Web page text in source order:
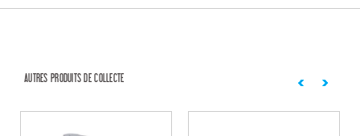
AUTRES PRODUITS DE COLLECTE